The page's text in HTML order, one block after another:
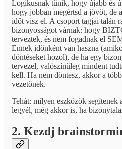
Logikusnak tűnik, hogy újabb és
hogy jobban megértsd a jövőt, de
időt visz el. A csoport tagjai talán
bizonyosságot várnak: hogy
terveztek, és nem fogadnak el
Ennek időnként van haszna
döntéseket hozol), de ha egy
tervezel, valószínűleg mindent
kell. Ha nem döntesz, akkor a
vezetőnek.
Tehát: milyen eszközök segítenek
legyél, még akkor is, ha
2. Kezdj